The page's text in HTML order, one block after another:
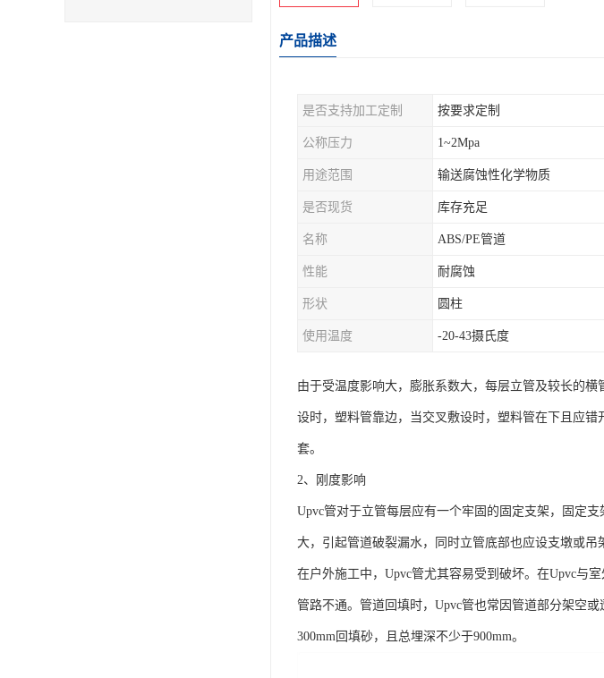
产品描述
是否支持加工定制 按要求定制
公称压力 1~2Mpa
用途范围 输送腐蚀性化学物质
是否现货 库存充足
名称 ABS/PE管道
性能 耐腐蚀
形状 圆柱
使用温度 -20-43摄氏度
由于受温度影响大，膨胀系数大，每层立管及较长的
设时，塑料管靠边，当交叉敷设时，塑料管在下且应
套。
2、刚度影响
Upvc管对于立管每层应有一个牢固的固定支架，固定
大，引起管道破裂漏水，同时立管底部也应设支墩或吊
在户外施工中，Upvc管尤其容易受到破坏。在Upvc与
管路不通。管道回填时，Upvc管也常因管道部分架空
300mm回填砂，且总埋深不少于900mm。